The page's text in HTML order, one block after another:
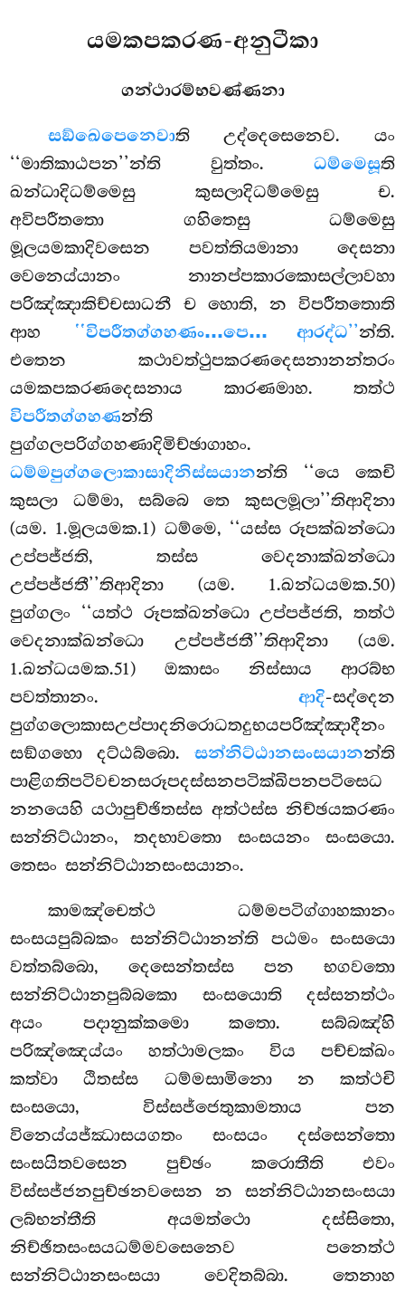
යමකපකරණ-අනුටීකා
ගන්ථාරම්භවණ්ණනා
සඞ්ඛෙපෙනෙවාතිඋද්දෙසෙනෙව. යං
‘‘මාතිකාඨපන’’න්ති වුත්තං. ධම්මෙසූති
ඛන්ධාදිධම්මෙසු කුසලාදිධම්මෙසු ච.
අවිපරීතතො ගහිතෙසු ධම්මෙසු
මූලයමකාදිවසෙන පවත්තියමානා දෙසනා
වෙනෙය්යානං නානප්පකාරකොසල්ලාවහා
පරිඤ්ඤාකිච්චසාධනී ච හොති, න විපරීතතොති
ආහ ‘‘විපරීතග්ගහණං…පෙ… ආරද්ධ’’න්ති.
එතෙන කථාවත්ථුපකරණදෙසනානන්තරං
යමකපකරණදෙසනාය කාරණමාහ. තත්ථ
විපරීතග්ගහණන්ති
පුග්ගලපරිග්ගහණාදිමිච්ඡාගාහං.
ධම්මපුග්ගලොකාසාදිනිස්සයානන්ති ‘‘යෙ කෙචි
කුසලා ධම්මා, සබ්බෙ තෙ කුසලමූලා’’තිආදිනා
(යම. 1.මූලයමක.1) ධම්මෙ, ‘‘යස්ස රූපක්ඛන්ධො
උප්පජ්ජති, තස්ස වෙදනාක්ඛන්ධො
උප්පජ්ජතී’’තිආදිනා (යම. 1.ඛන්ධයමක.50)
පුග්ගලං ‘‘යත්ථ රූපක්ඛන්ධො උප්පජ්ජති, තත්ථ
වෙදනාක්ඛන්ධො උප්පජ්ජතී’’තිආදිනා (යම.
1.ඛන්ධයමක.51) ඔකාසං නිස්සාය ආරබ්භ
පවත්තානං. ආදි-සද්දෙන
පුග්ගලොකාසඋප්පාදනිරොධතදුභයපරිඤ්ඤාදීනං
සඞ්ගහො දට්ඨබ්බො. සන්නිට්ඨානසංසයානන්ති
පාළිගතිපටිවචනසරූපදස්සනපටික්ඛිපනපටිසෙධ
නනයෙහි යථාපුච්ඡිතස්ස අත්ථස්ස නිච්ඡයකරණං
සන්නිට්ඨානං, තදභාවතො සංසයනං සංසයො.
තෙසං සන්නිට්ඨානසංසයානං.
කාමඤ්චෙත්ථ ධම්මපටිග්ගාහකානං
සංසයපුබ්බකං සන්නිට්ඨානන්ති පඨමං සංසයො
වත්තබ්බො, දෙසෙන්තස්ස පන භගවතො
සන්නිට්ඨානපුබ්බකො සංසයොති දස්සනත්ථං
අයං පදානුක්කමො කතො. සබ්බඤ්හි
පරිඤ්ඤෙය්යං හත්ථාමලකං විය පච්චක්ඛං
කත්වා ඨිතස්ස ධම්මසාමිනො න කත්ථචි
සංසයො, විස්සජ්ජෙතුකාමතාය පන
විනෙය්යජ්ඣාසයගතං සංසයං දස්සෙන්තො
සංසයිතවසෙන පුච්ඡං කරොතීති එවං
විස්සජ්ජනපුච්ඡනවසෙන න සන්නිට්ඨානසංසයා
ලබ්භන්තීති අයමත්ථො දස්සිතො,
නිච්ඡිතසංසයධම්මවසෙනෙව පනෙත්ථ
සන්නිට්ඨානසංසයා වෙදිතබ්බා. තෙනාහ